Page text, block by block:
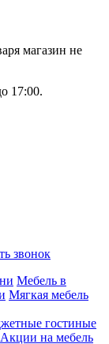
магазин не
17:00.
звонок
Мебель в
Мягкая мебель
гостиные
Акции на мебель